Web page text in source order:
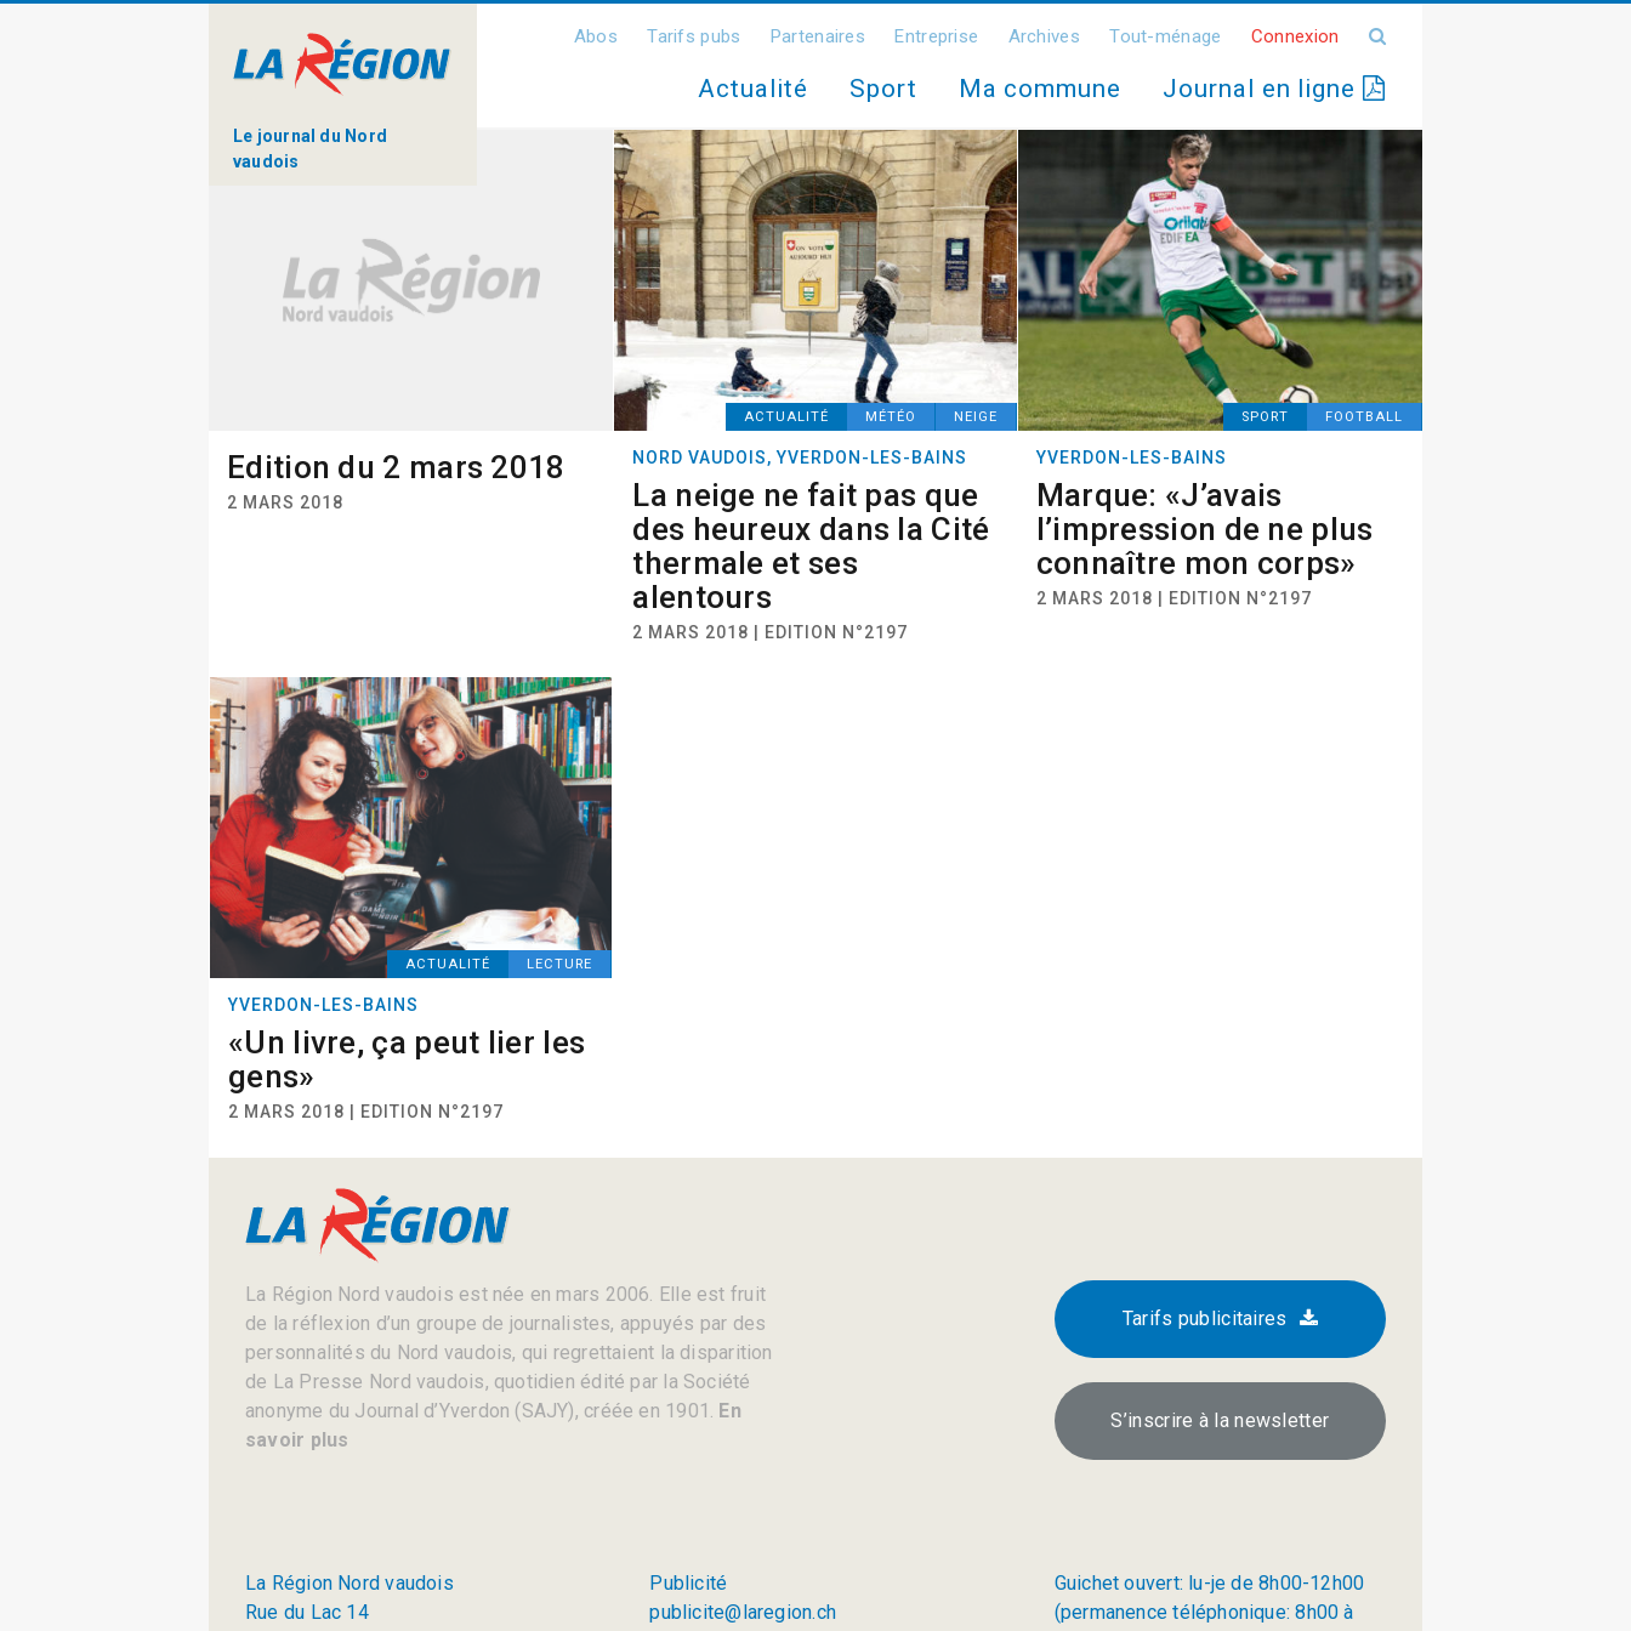
Le journal du Nord
vaudois
Abos Tarifs pubs Partenaires Entreprise Archives Tout-ménage Connexion
Actualité Sport Ma commune Journal en ligne
Edition du 2 mars 2018
2 MARS 2018
ACTUALITÉ MÉTÉO NEIGE
NORD VAUDOIS, YVERDON-LES-BAINS
La neige ne fait pas que
des heureux dans la Cité
thermale et ses
alentours
2 MARS 2018 | EDITION N°2197
SPORT FOOTBALL
YVERDON-LES-BAINS
Marque: «J’avais
l’impression de ne plus
connaître mon corps»
2 MARS 2018 | EDITION N°2197
ACTUALITÉ LECTURE
YVERDON-LES-BAINS
«Un livre, ça peut lier les
gens»
2 MARS 2018 | EDITION N°2197
La Région Nord vaudois est née en mars 2006. Elle est fruit
de la réflexion d’un groupe de journalistes, appuyés par des
personnalités du Nord vaudois, qui regrettaient la disparition
de La Presse Nord vaudois, quotidien édité par la Société
anonyme du Journal d’Yverdon (SAJY), créée en 1901. En
savoir plus
Tarifs publicitaires
S’inscrire à la newsletter
La Région Nord vaudois
Rue du Lac 14
Publicité
publicite@laregion.ch
Guichet ouvert: lu-je de 8h00-12h00
(permanence téléphonique: 8h00 à